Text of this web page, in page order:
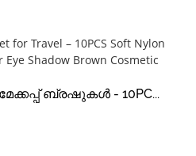
ബ്രഷുകൾ - 10PC...